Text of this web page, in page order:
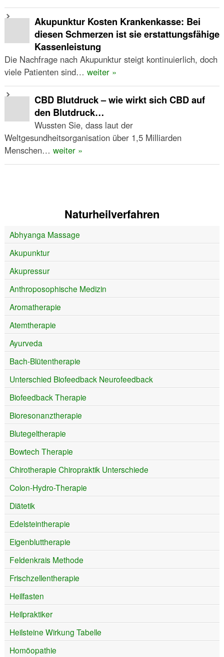
Akupunktur Kosten Krankenkasse: Bei
diesen Schmerzen ist sie erstattungsfähige
Kassenleistung
Die Nachfrage nach Akupunktur steigt kontinuierlich, doch
viele Patienten sind… weiter »
CBD Blutdruck – wie wirkt sich CBD auf
den Blutdruck…
Wussten Sie, dass laut der
Weltgesundheitsorganisation über 1,5 Milliarden
Menschen… weiter »
Naturheilverfahren
Abhyanga Massage
Akupunktur
Akupressur
Anthroposophische Medizin
Aromatherapie
Atemtherapie
Ayurveda
Bach-Blütentherapie
Unterschied Biofeedback Neurofeedback
Biofeedback Therapie
Bioresonanztherapie
Blutegeltherapie
Bowtech Therapie
Chirotherapie Chiropraktik Unterschiede
Colon-Hydro-Therapie
Diätetik
Edelsteintherapie
Eigenbluttherapie
Feldenkrais Methode
Frischzellentherapie
Heilfasten
Heilpraktiker
Heilsteine Wirkung Tabelle
Homöopathie